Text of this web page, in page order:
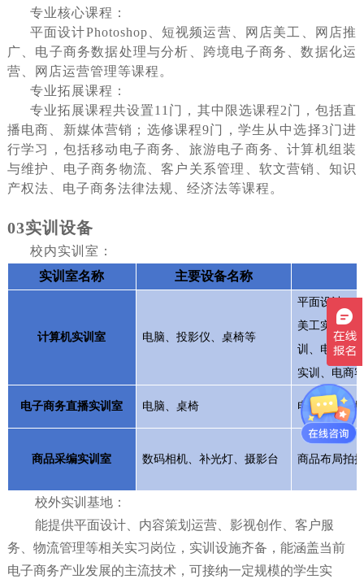
专业核心课程：
平面设计Photoshop、短视频运营、网店美工、网店推
广、电子商务数据处理与分析、跨境电子商务、数据化运
营、网店运营管理等课程。
专业拓展课程：
专业拓展课程共设置11门，其中限选课程2门，包括直
播电商、新媒体营销；选修课程9门，学生从中选择3门进
行学习，包括移动电子商务、旅游电子商务、计算机组装
与维护、电子商务物流、客户关系管理、软文营销、知识
产权法、电子商务法律法规、经济法等课程。
03实训设备
校内实训室：
实训室名称
主要设备名称
计算机实训室 电脑、投影仪、桌椅等
平面设计
美工实训、
训、电子商
实训、电商
电子商务直播实训室 电脑、桌椅 电子商务直
商品采编实训室 数码相机、补光灯、摄影台 商品布局拍
校外实训基地：
能提供平面设计、内容策划运营、影视创作、客户服
务、物流管理等相关实习岗位，实训设施齐备，能涵盖当前
电子商务产业发展的主流技术，可接纳一定规模的学生实